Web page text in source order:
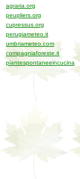
agraria.org
peupliers.org
cupressus.org
perugiameteo.it
umbriameteo.com
compagniaforeste.it
piantespontaneeincucina